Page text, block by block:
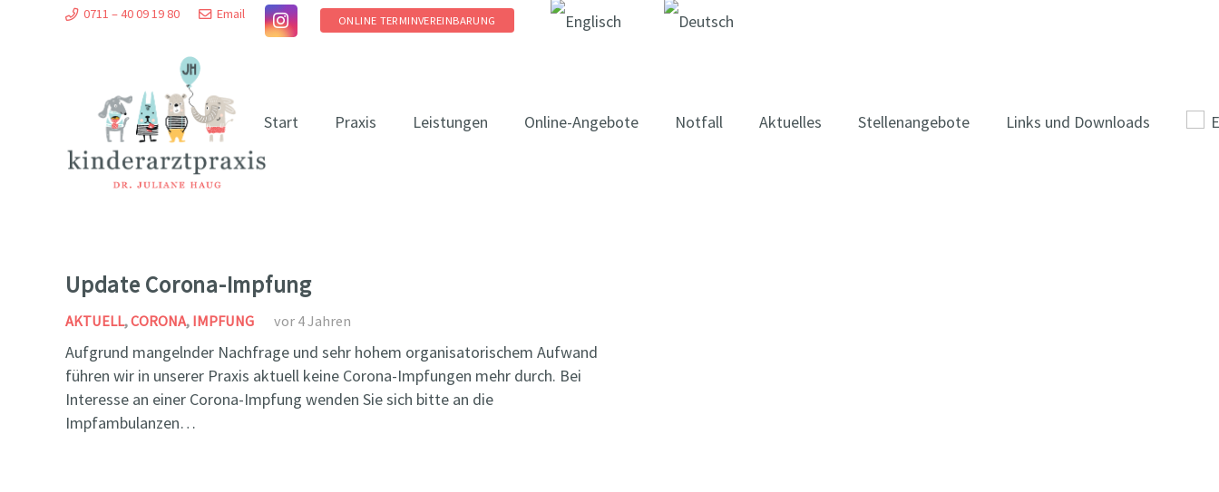
0711 – 40 09 19 80 Email ONLINE TERMINVEREINBARUNG
Start Praxis Leistungen Online-Angebote Notfall Aktuelles Stellenangebote Links und Downloads
Update Corona-Impfung
AKTUELL,CORONA, IMPFUNG vor 4 Jahren
Aufgrund mangelnder Nachfrage und sehr hohem organisatorischem Aufwand
führen wir in unserer Praxis aktuell keine Corona-Impfungen mehr durch. Bei
Interesse an einer Corona-Impfung wenden Sie sich bitte an die
Impfambulanzen…